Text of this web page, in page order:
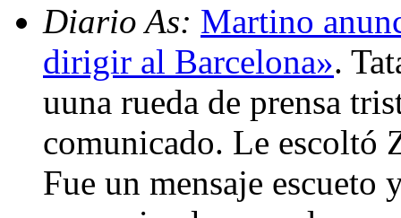
Diario As: Martino
dirigir al Barcelona».
uuna rueda de prensa
comunicado. Le escoltó
Fue un mensaje